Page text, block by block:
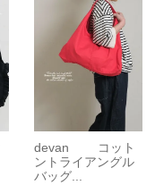
devan コット
ントライアングル
バッグ...